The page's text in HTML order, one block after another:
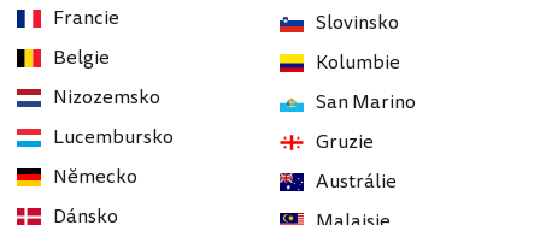
Francie
Belgie
Nizozemsko
Lucembursko
Německo
Dánsko
Slovinsko
Kolumbie
San Marino
Gruzie
Austrálie